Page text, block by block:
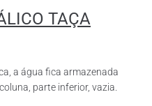
TAÇA
a água fica armazenada
parte inferior, vazia.